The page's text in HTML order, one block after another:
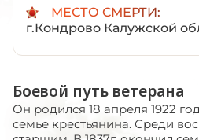
МЕСТО СМЕРТИ:
г.Кондрово Калужской
Боевой путь ветерана
Он родился 18 апреля 1922
семье крестьянина. Среди